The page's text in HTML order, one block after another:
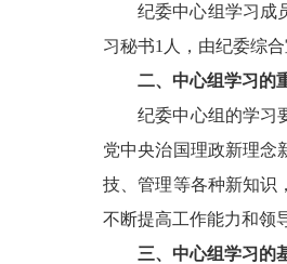
纪委中心组学习成
习秘书1人，由纪委综合
二、中心组学习的
纪委中心组的学习
党中央治国理政新理念
技、管理等各种新知识
不断提高工作能力和领
三、中心组学习的